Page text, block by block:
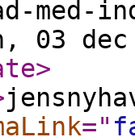
med-
03
>
="